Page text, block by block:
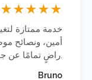
★★★★★
خدمة ممتازة
أمين، ونصائح
راضٍ تمامًا عن جودة الخدمة في رويال سويس.
Bruno